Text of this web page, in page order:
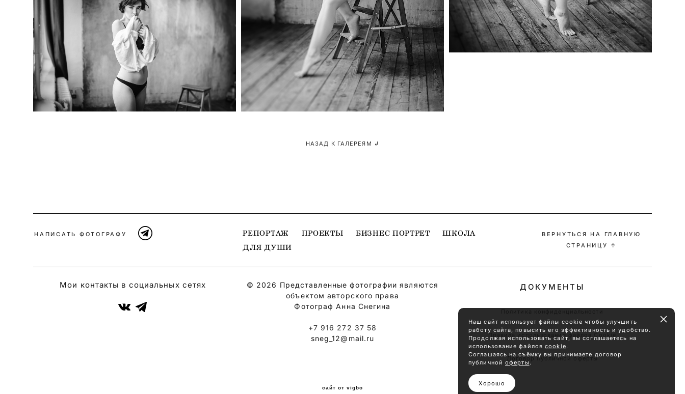
НАЗАД К ГАЛЕРЕЯМ ↲
НАПИСАТЬ ФОТОГРАФУ РЕПОРТАЖ ПРОЕКТЫ БИЗНЕС ПОРТРЕТ
ШКОЛА
ДЛЯ ДУШИ
ВЕРНУТЬСЯ НА ГЛАВНУЮ
СТРАНИЦУ ↑
Мои контакты в социальных сетях
© 2026 Представленные фотографии являются
объектом авторского права
Фотограф Анна Снегина
+7 916 272 37 58
sneg_12@mail.ru
ДОКУМЕНТЫ
Правила использования файлов Cookie
Договор публичной оферты
сайт от vigbo
Наш сайт использует файлы cookie чтобы улучшить
работу сайта, повысить его эффективность и удобство.
Продолжая использовать сайт, вы соглашаетесь на
использование файловcookie.
Соглашаясь на съёмку вы принимаете договор
публичной оферты.
Хорошо